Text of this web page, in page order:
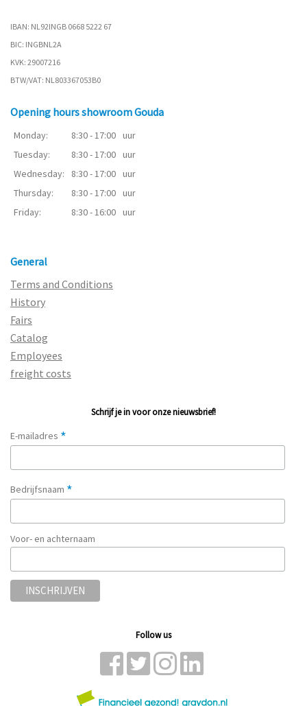
IBAN: NL92INGB 0668 5222 67
BIC: INGBNL2A
KVK: 29007216
BTW/VAT: NL803367053B0
Opening hours showroom Gouda
Monday: 8:30 - 17:00 uur
Tuesday:
8:30 - 17:00 uur
Wednesday:
8:30 - 17:00 uur
Thursday:
8:30 - 17:00 uur
Friday:
8:30 - 16:00 uur
General
Terms and Conditions
History
Fairs
Catalog
Employees
freight costs
Schrijf je in voor onze nieuwsbrief!
E-mailadres *
Bedrijfsnaam *
Voor- en achternaam
Follow us